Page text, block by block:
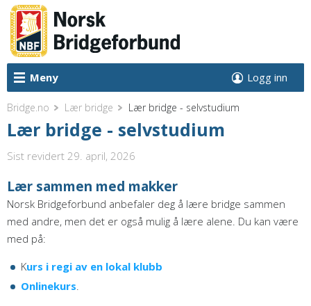
Meny Logg inn
Bridge.no Lær bridge Lær bridge - selvstudium
Lær bridge - selvstudium
Sist revidert 29. april, 2026
Lær sammen med makker
Norsk Bridgeforbund anbefaler deg å lære bridge sammen
med andre, men det er også mulig å lære alene. Du kan være
med på:
Kurs i regi av en lokal klubb
Onlinekurs